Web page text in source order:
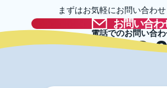
まずはお気軽にお問い合わせ
お問い合わ
電話でのお問い合
03-5996-